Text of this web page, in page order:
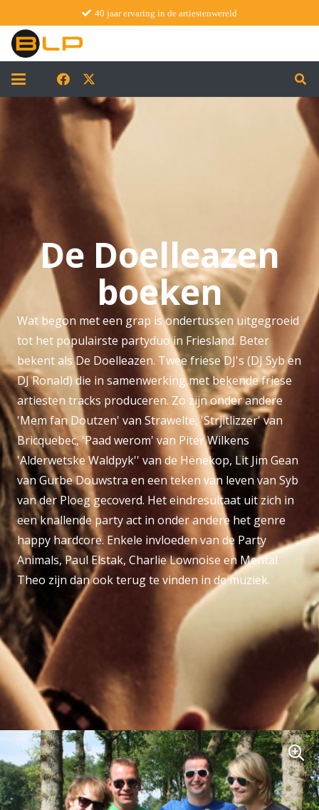
40 jaar ervaring in de artiestenwereld
De Doelleazen
boeken
Wat begon met een grap is ondertussen uitgegroeid
tot het populairste partyduo in Friesland. Beter
bekent als De Doelleazen. Twee friese DJ's (DJ Syb en
DJ Ronald) die in samenwerking met bekende friese
artiesten tracks produceren. Zo zijn onder andere
'Mem fan Doutzen' van Strawelte, 'Strjitlizzer' van
Bricquebec, 'Paad werom' van Piter Wilkens
'Alderwetske Waldpyk'' van de Hënekop, Lit Jim Gean
van Gurbe Douwstra en een teken van leven van Syb
van der Ploeg gecoverd. Het eindresultaat uit zich in
een knallende party act in onder andere het genre
happy hardcore. Enkele invloeden van de Party
Animals, Paul Elstak, Charlie Lownoise en Mental
Theo zijn dan ook terug te vinden in de muziek.